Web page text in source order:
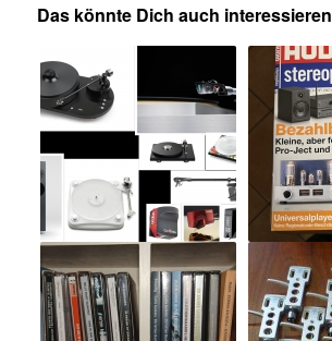
Das könnte Dich auch interessieren